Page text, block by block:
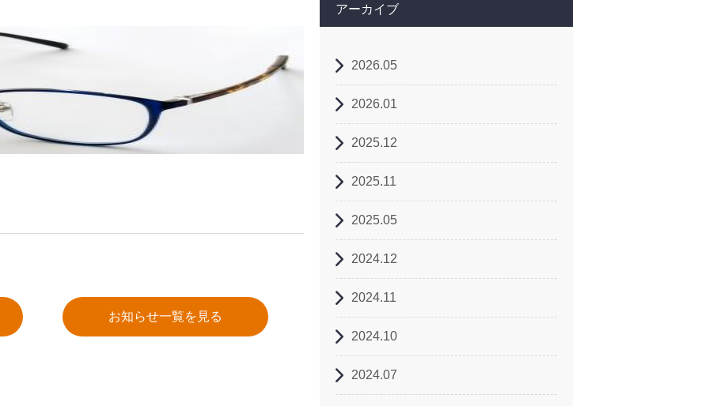
お知らせ一覧を見る
アーカイブ
2026.05
2026.01
2025.12
2025.11
2025.05
2024.12
2024.11
2024.10
2024.07